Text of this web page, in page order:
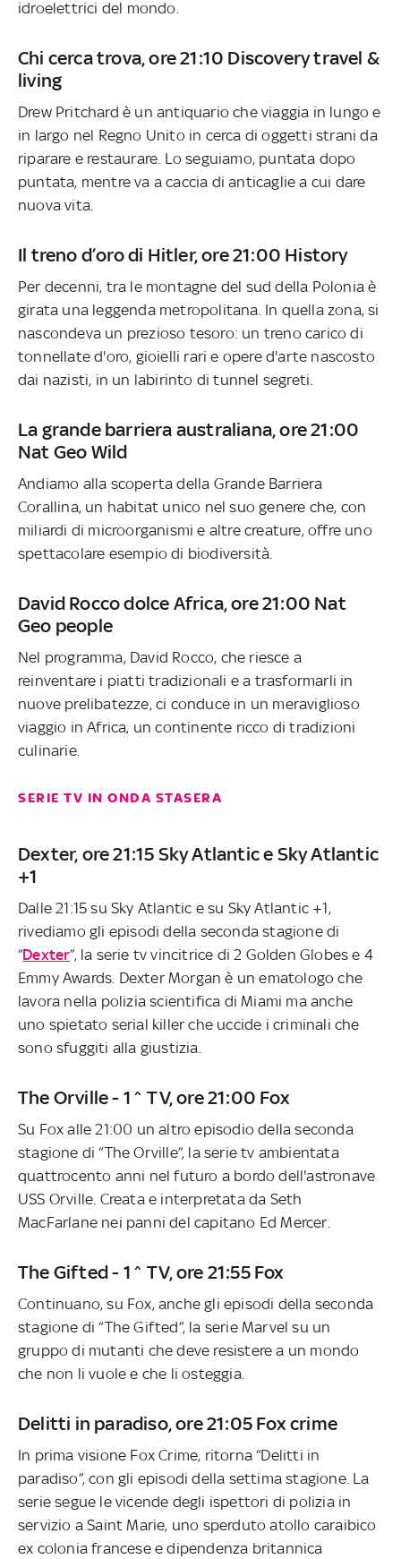
idroelettrici del mondo.
Chi cerca trova, ore 21:10 Discovery travel &
living
Drew Pritchard è un antiquario che viaggia in lungo e
in largo nel Regno Unito in cerca di oggetti strani da
riparare e restaurare. Lo seguiamo, puntata dopo
puntata, mentre va a caccia di anticaglie a cui dare
nuova vita.
Il treno d’oro di Hitler, ore 21:00 History
Per decenni, tra le montagne del sud della Polonia è
girata una leggenda metropolitana. In quella zona, si
nascondeva un prezioso tesoro: un treno carico di
tonnellate d'oro, gioielli rari e opere d'arte nascosto
dai nazisti, in un labirinto di tunnel segreti.
La grande barriera australiana, ore 21:00
Nat Geo Wild
Andiamo alla scoperta della Grande Barriera
Corallina, un habitat unico nel suo genere che, con
miliardi di microorganismi e altre creature, offre uno
spettacolare esempio di biodiversità.
David Rocco dolce Africa, ore 21:00 Nat
Geo people
Nel programma, David Rocco, che riesce a
reinventare i piatti tradizionali e a trasformarli in
nuove prelibatezze, ci conduce in un meraviglioso
viaggio in Africa, un continente ricco di tradizioni
culinarie.
SERIE TV IN ONDA STASERA
Dexter, ore 21:15 Sky Atlantic e Sky Atlantic
+1
Dalle 21:15 su Sky Atlantic e su Sky Atlantic +1,
rivediamo gli episodi della seconda stagione di
“Dexter”, la serie tv vincitrice di 2 Golden Globes e 4
Emmy Awards. Dexter Morgan è un ematologo che
lavora nella polizia scientifica di Miami ma anche
uno spietato serial killer che uccide i criminali che
sono sfuggiti alla giustizia.
The Orville - 1^ TV, ore 21:00 Fox
Su Fox alle 21:00 un altro episodio della seconda
stagione di “The Orville”, la serie tv ambientata
quattrocento anni nel futuro a bordo dell'astronave
USS Orville. Creata e interpretata da Seth
MacFarlane nei panni del capitano Ed Mercer.
The Gifted - 1^ TV, ore 21:55 Fox
Continuano, su Fox, anche gli episodi della seconda
stagione di “The Gifted”, la serie Marvel su un
gruppo di mutanti che deve resistere a un mondo
che non li vuole e che li osteggia.
Delitti in paradiso, ore 21:05 Fox crime
In prima visione Fox Crime, ritorna “Delitti in
paradiso”, con gli episodi della settima stagione. La
serie segue le vicende degli ispettori di polizia in
servizio a Saint Marie, uno sperduto atollo caraibico
ex colonia francese e dipendenza britannica